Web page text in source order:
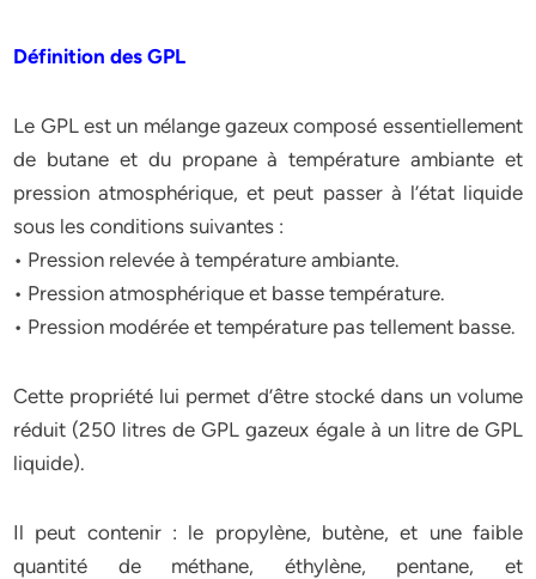
Définition des GPL
Le GPL est un mélange gazeux composé essentiellement
de butane et du propane à température ambiante et
pression atmosphérique, et peut passer à l’état liquide
sous les conditions suivantes :
• Pression relevée à température ambiante.
• Pression atmosphérique et basse température.
• Pression modérée et température pas tellement basse.
Cette propriété lui permet d’être stocké dans un volume
réduit (250 litres de GPL gazeux égale à un litre de GPL
liquide).
Il peut contenir : le propylène, butène, et une faible
quantité de méthane, éthylène, pentane, et